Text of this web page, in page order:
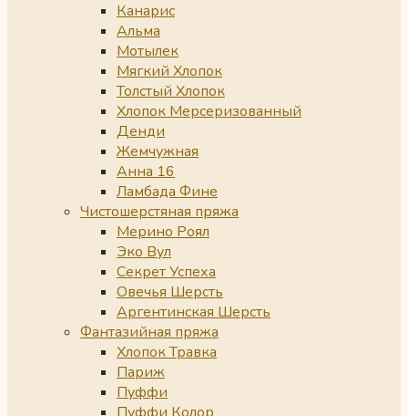
Канарис
Альма
Мотылек
Мягкий Хлопок
Толстый Хлопок
Хлопок Мерсеризованный
Денди
Жемчужная
Анна 16
Ламбада Фине
Чистошерстяная пряжа
Мерино Роял
Эко Вул
Секрет Успеха
Овечья Шерсть
Аргентинская Шерсть
Фантазийная пряжа
Хлопок Травка
Париж
Пуффи